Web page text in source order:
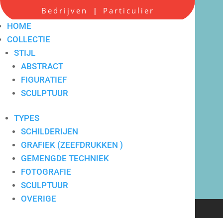
Bedrijven | Particulier
HOME
COLLECTIE
STIJL
ABSTRACT
FIGURATIEF
SCULPTUUR
TYPES
SCHILDERIJEN
GRAFIEK (ZEEFDRUKKEN )
GEMENGDE TECHNIEK
FOTOGRAFIE
SCULPTUUR
OVERIGE
Scherpe all-in prijzen
Verkoop en verhuur van